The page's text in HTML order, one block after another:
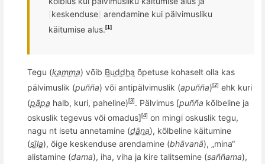
[keskenduse] arendamine kui pälvimusliku
käitumise alus. [1]
Tegu (kamma) võib Buddha õpetuse kohaselt olla kas
pälvimuslik (puñña) või antipälvimuslik (apuñña) [2] ehk kuri
(pāpa halb, kuri, paheline) [3] . Pälvimus [puñña kõlbeline ja
oskuslik tegevus või omadus] [4] on mingi oskuslik tegu,
nagu nt isetu annetamine (dāna), kõlbeline käitumine
(sīla), õige keskenduse arendamine (bhāvanā), „mina“
alistamine (dama), iha, viha ja kire talitsemine (saññama),